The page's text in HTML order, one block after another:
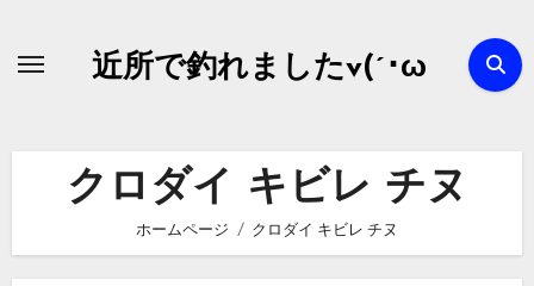
近所で釣れましたv(´･ω
クロダイ キビレ チヌ
ホームページ クロダイ キビレ チヌ